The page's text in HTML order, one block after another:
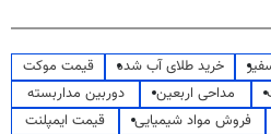
خرید طلای آب شده
قیمت موکت
مداحی اربعین
دوربین مداربسته
فروش مواد شیمیایی
قیمت ایمپلنت